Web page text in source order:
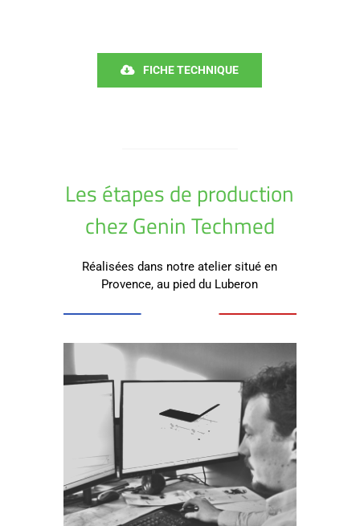
FICHE TECHNIQUE
Les étapes de production
chez Genin Techmed
Réalisées dans notre atelier situé en
Provence, au pied du Luberon